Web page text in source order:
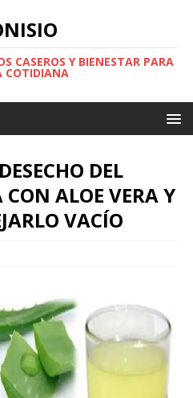
CASEROS Y BIENESTAR PARA
COTIDIANA
DEL
ALOE VERA Y
VACÍO